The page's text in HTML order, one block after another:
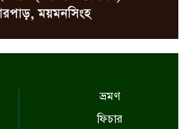
ভ্রমণ
ফিচার